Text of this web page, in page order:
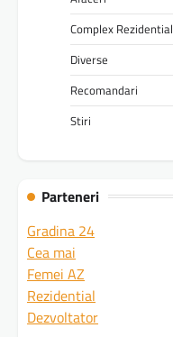
Complex Rezidential
Diverse
Recomandari
Stiri
Parteneri
Gradina 24
Cea mai
Femei AZ
Rezidential
Dezvoltator